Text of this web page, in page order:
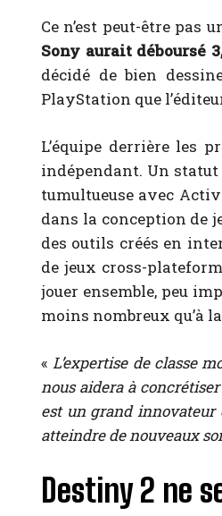
Ce n’est peut-être pas
Sony aurait déboursé
décidé de bien
PlayStation que
L’équipe derrière les
indépendant. Un
tumultueuse avec
dans la conception de
des outils créés en
de jeux cross-
jouer ensemble, peu
moins nombreux qu’à
«L’expertise de classe
nous aidera à
est un grand innovateur
atteindre de nouveaux
Destiny 2 ne